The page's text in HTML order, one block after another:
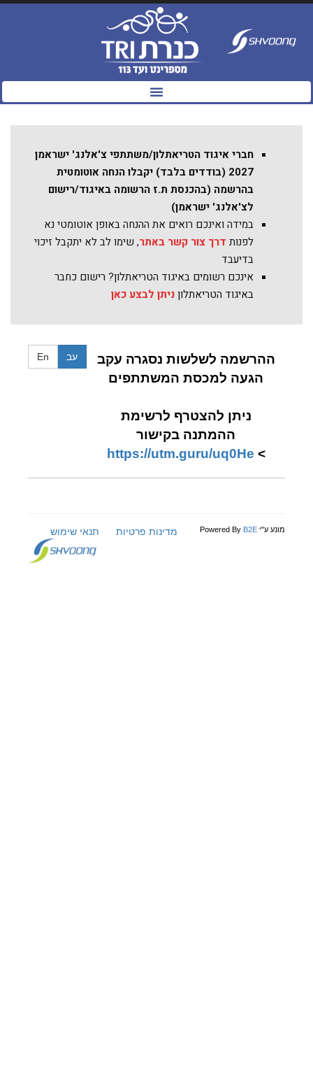
חברי איגוד הטריאתלון/משתתפי צ'אלנג' ישראמן
2027 (בודדים בלבד) יקבלו הנחה אוטומטית
בהרשמה (בהכנסת ת.ז הרשומה באיגוד/רישום
לצ'אלנג' ישראמן)
במידה ואינכם רואים את ההנחה באופן אוטומטי נא
לפנות דרך צור קשר באתר, שימו לב לא יתקבל זיכוי
בדיעבד
אינכם רשומים באיגוד הטריאתלון? רישום כחבר
באיגוד הטריאתלוןניתן לבצע כאן